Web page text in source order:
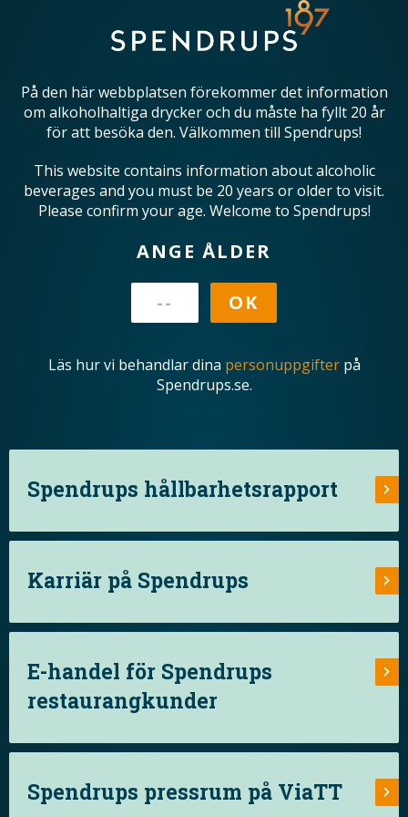
På den här webbplatsen förekommer det information
om alkoholhaltiga drycker och du måste ha fyllt 20 år
för att besöka den. Välkommen till Spendrups!
This website contains information about alcoholic
beverages and you must be 20 years or older to visit.
Please confirm your age. Welcome to Spendrups!
ANGE ÅLDER
Läs hur vi behandlar dina personuppgifterpå
Spendrups.se.
Spendrups hållbarhetsrapport
Karriär på Spendrups
E-handel för Spendrups
restaurangkunder
Spendrups pressrum på ViaTT